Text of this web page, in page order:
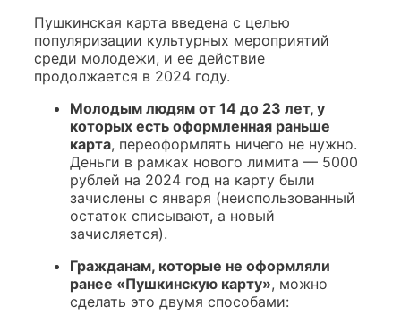
Пушкинская карта введена с целью
популяризации культурных мероприятий
среди молодежи, и ее действие
продолжается в 2024 году.
Молодым людям от 14 до 23 лет, у
которых есть оформленная раньше
карта, переоформлять ничего не нужно.
Деньги в рамках нового лимита — 5000
рублей на 2024 год на карту были
зачислены с января (неиспользованный
остаток списывают, а новый
зачисляется).
Гражданам, которые не оформляли
ранее «Пушкинскую карту», можно
сделать это двумя способами: